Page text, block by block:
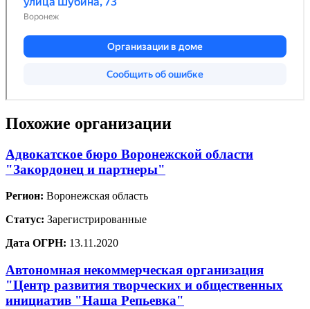
Похожие организации
Адвокатское бюро Воронежской области
"Закордонец и партнеры"
Регион: Воронежская область
Статус: Зарегистрированные
Дата ОГРН: 13.11.2020
Автономная некоммерческая организация
"Центр развития творческих и общественных
инициатив "Наша Репьевка"